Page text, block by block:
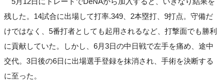
残した。14試合に出場して打率.349、2本塁打、9打点。守備だ
けではなく、5番打者としても起用されるなど、打撃面でも勝利
に貢献していた。しかし、6月3日の中日戦で左手を痛め、途中
交代。3日後の6日に出場選手登録を抹消され、手術を決断する
に至った。